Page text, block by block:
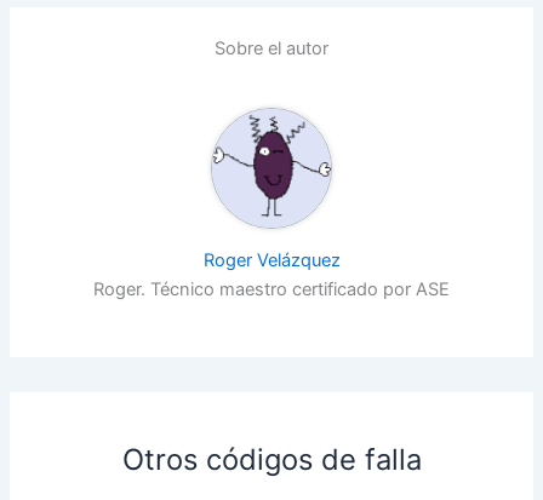
Sobre el autor
Roger Velázquez
Roger. Técnico maestro certificado por ASE
Otros códigos de falla